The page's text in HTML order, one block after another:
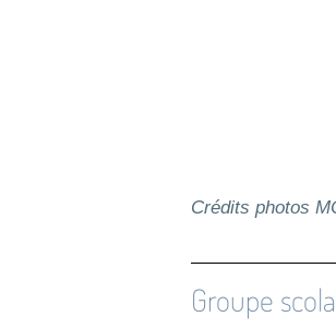
Crédits photos
Groupe